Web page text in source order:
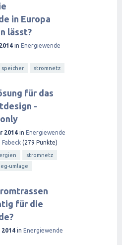
in Europa
lässt?
in Energiewende
speicher stromnetz
für das
-
2014 in Energiewende
(279 Punkte)
stromnetz
umlage
für die
2014 in Energiewende